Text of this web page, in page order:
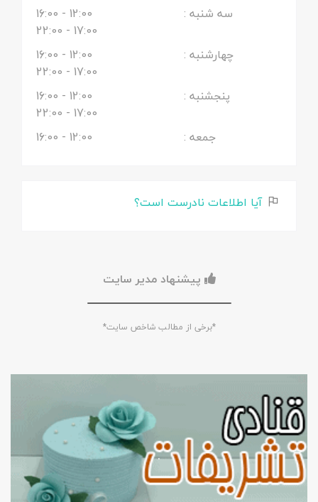
سه شنبه :
12:00
- 16:00
17:00
- 22:00
چهارشنبه :
12:00
- 16:00
17:00
- 22:00
پنجشنبه :
12:00
- 16:00
17:00
- 22:00
جمعه :
12:00
- 16:00
آیا اطلاعات نادرست است؟
پیشنهاد مدیر سایت
*برخی از مطالب شاخص سایت*
.